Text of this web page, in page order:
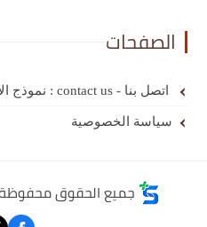
الصفحات
اتصل بنا - contact us : نموذج الاتصال المخصص لمدونة عرباوي
سياسة الخصوصية
جميع الحقوق محفوظة ©